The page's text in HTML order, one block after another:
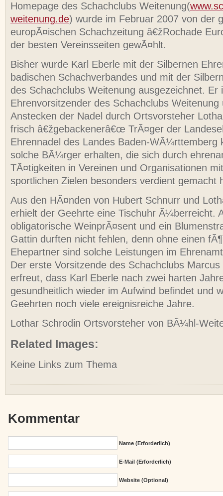
Homepage des Schachclubs Weitenung(
weitenung.de) wurde im Februar 2007 von der
europÃ¤ischen Schachzeitung â€žRochade
der besten Vereinsseiten gewÃ¤hlt.
Bisher wurde Karl Eberle mit der Silbernen
badischen Schachverbandes und mit der
des Schachclubs Weitenung ausgezeichnet. Er
Ehrenvorsitzender des Schachclubs Weitenung
Anstecken der Nadel durch Ortsvorsteher
frisch â€žgebackenerâ€œ TrÃ¤ger der
Ehrennadel des Landes Baden-WÃ¼rttemberg
solche BÃ¼rger erhalten, die sich durch
TÃ¤tigkeiten in Vereinen und Organisationen
sportlichen Zielen besonders verdient gemacht
Aus den HÃ¤nden von Hubert Schnurr und
erhielt der Geehrte eine Tischuhr Ã¼berreicht.
obligatorische WeinprÃ¤sent und ein
Gattin durften nicht fehlen, denn ohne einen
Ehepartner sind solche Leistungen im
Der erste Vorsitzende des Schachclubs
erfreut, dass Karl Eberle nach zwei harten
gesundheitlich wieder im Aufwind befindet und
Geehrten noch viele ereignisreiche Jahre.
Lothar Schrodin Ortsvorsteher von BÃ¼hl-
Related Images:
Keine Links zum Thema
Kommentar
Name (erforderlich)
E-Mail (erforderlich)
Website (Optional)